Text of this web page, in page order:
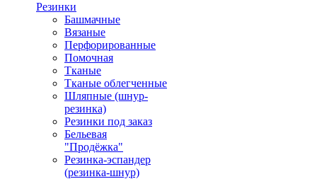
Резинки
Башмачные
Вязаные
Перфорированные
Помочная
Тканые
Тканые облегченные
Шляпные (шнур-
резинка)
Резинки под заказ
Бельевая
"Продёжка"
Резинка-эспандер
(резинка-шнур)